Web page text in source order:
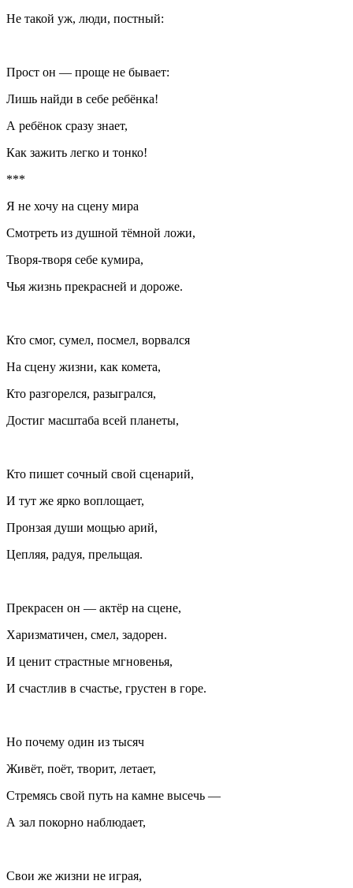
Не такой уж, люди, постный:
Прост он — проще не бывает:
Лишь найди в себе ребёнка!
А ребёнок сразу знает,
Как зажить легко и тонко!
***
Я не хочу на сцену мира
Смотреть из душной тёмной ложи,
Творя-творя себе кумира,
Чья жизнь прекрасней и дороже.
Кто смог, сумел, посмел, ворвался
На сцену жизни, как комета,
Кто разгорелся, разыгрался,
Достиг масштаба всей планеты,
Кто пишет сочный свой сценарий,
И тут же ярко воплощает,
Пронзая души мощью арий,
Цепляя, радуя, прельщая.
Прекрасен он — актёр на сцене,
Харизматичен, смел, задорен.
И ценит страстные мгновенья,
И счастлив в счастье, грустен в горе.
Но почему один из тысяч
Живёт, поёт, творит, летает,
Стремясь свой путь на камне высечь —
А зал покорно наблюдает,
Свои же жизни не играя,